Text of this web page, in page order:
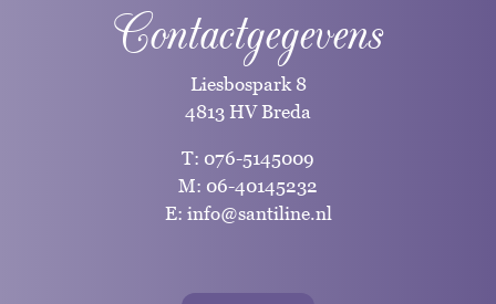
Contactgegevens
Liesbospark 8
4813 HV Breda
T: 076-5145009
M: 06-40145232
E: info@santiline.nl